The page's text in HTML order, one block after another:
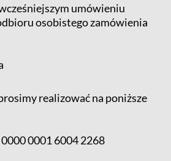
umówieniu
osobistego zamówienia
realizować na poniższe
0001 6004 2268